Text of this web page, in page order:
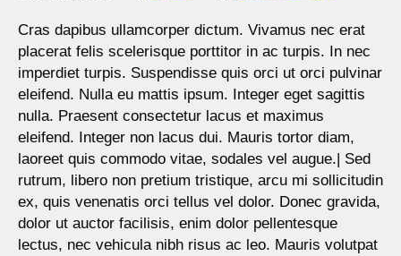
Cras dapibus ullamcorper dictum. Vivamus nec erat
placerat felis scelerisque porttitor in ac turpis. In nec
imperdiet turpis. Suspendisse quis orci ut orci pulvinar
eleifend. Nulla eu mattis ipsum. Integer eget sagittis
nulla. Praesent consectetur lacus et maximus
eleifend. Integer non lacus dui. Mauris tortor diam,
laoreet quis commodo vitae, sodales vel augue.| Sed
rutrum, libero non pretium tristique, arcu mi sollicitudin
ex, quis venenatis orci tellus vel dolor. Donec gravida,
dolor ut auctor facilisis, enim dolor pellentesque
lectus, nec vehicula nibh risus ac leo. Mauris volutpat